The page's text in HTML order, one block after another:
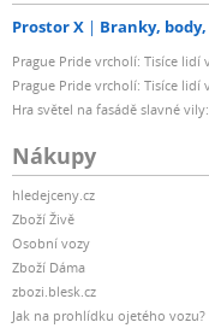
Prostor X Branky,
Prague Pride vrcholí: Tisíce
Prague Pride vrcholí: Tisíce
Hra světel na fasádě slavné
Nákupy
hledejceny.cz
Zboží Živě
Osobní vozy
Zboží Dáma
zbozi.blesk.cz
Jak na prohlídku ojetého vozu?